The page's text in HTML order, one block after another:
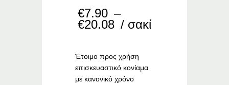
€7.90 –
€20.08 Price
through
€20.08
/ σακί
Έτοιμο προς χρήση
επισκευαστικό κονίαμα
με κανονικό χρόνο